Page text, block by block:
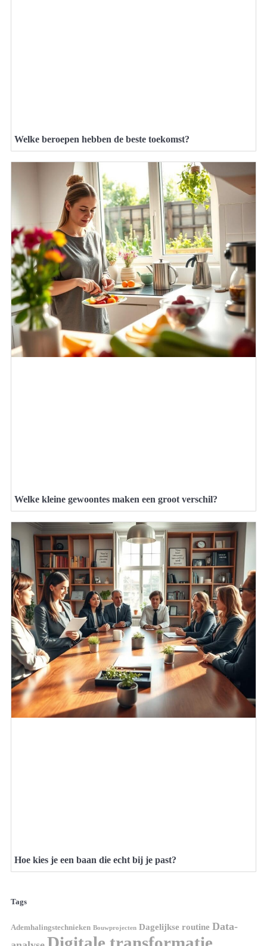
Welke beroepen hebben de beste toekomst?
Welke kleine gewoontes maken een groot verschil?
Hoe kies je een baan die echt bij je past?
Tags
Ademhalingstechnieken Bouwprojecten Dagelijkse routine Data-
Digitale transformatie